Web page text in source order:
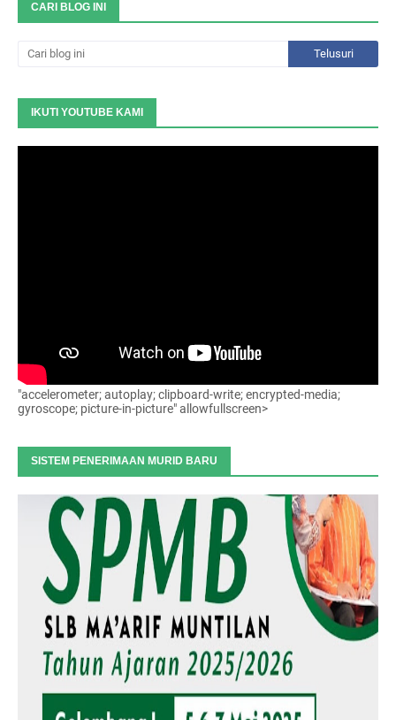
CARI BLOG INI
IKUTI YOUTUBE KAMI
"accelerometer; autoplay; clipboard-write; encrypted-media;
gyroscope; picture-in-picture" allowfullscreen>
SISTEM PENERIMAAN MURID BARU